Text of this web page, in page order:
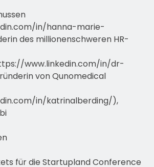
in/hanna-marie-
des millionenschweren HR-
www.linkedin.com/in/dr-
von Qunomedical
in/katrinalberding/),
für die Startupland Conference